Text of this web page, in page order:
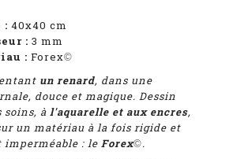
40x40 cm
: 3 mm
: Forex©
un renard, dans une
douce et magique. Dessin
soins, à l'aquarelle et aux encres,
un matériau à la fois rigide et
imperméable : le Forex©.